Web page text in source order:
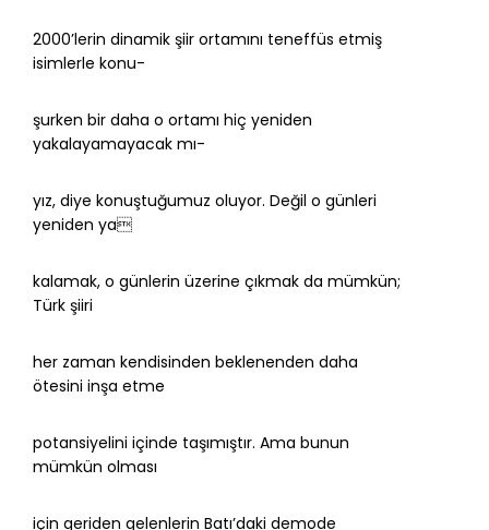
2000’lerin dinamik şiir ortamını teneffüs etmiş
isimlerle konu-
şurken bir daha o ortamı hiç yeniden
yakalayamayacak mı-
yız, diye konuştuğumuz oluyor. Değil o günleri
yeniden ya
kalamak, o günlerin üzerine çıkmak da mümkün;
Türk şiiri
her zaman kendisinden beklenenden daha
ötesini inşa etme
potansiyelini içinde taşımıştır. Ama bunun
mümkün olması
için geriden gelenlerin Batı’daki demode